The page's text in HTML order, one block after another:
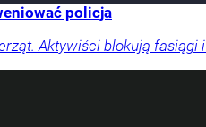
policja
Aktywiści blokują